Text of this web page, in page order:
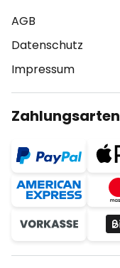
AGB
Datenschutz
Impressum
Zahlungsarten